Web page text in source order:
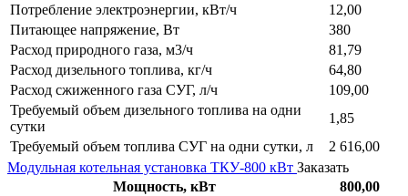
Потребление электроэнергии, кВт/ч
12,00
Питающее напряжение, Вт
380
Расход природного газа, м3/ч
81,79
Расход дизельного топлива, кг/ч
64,80
Расход сжиженного газа СУГ, л/ч
109,00
Требуемый объем дизельного топлива на одни
сутки
1,85
Требуемый объем топлива СУГ на одни сутки, л
2 616,00
Модульная котельная установка ТКУ-800 кВт Заказать
Мощность, кВт
800,00